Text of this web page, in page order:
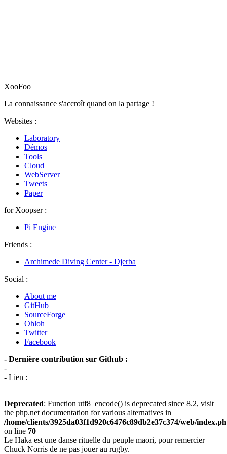
XooFoo
La connaissance s'accroît quand on la partage !
Websites :
Laboratory
Démos
Tools
Cloud
WebServer
Tweets
Paper
for Xoopser :
Pi Engine
Friends :
Archimede Diving Center - Djerba
Social :
About me
GitHub
SourceForge
Ohloh
Twitter
Facebook
- Dernière contribution sur Github :
-
- Lien :
Deprecated: Function utf8_encode() is deprecated since 8.2, visit
the php.net documentation for various alternatives in
/home/clients/3925da03f1d920c6476c89db2e37c374/web/
on line 70
Le Haka est une danse rituelle du peuple maori, pour remercier
Chuck Norris de ne pas jouer au rugby.